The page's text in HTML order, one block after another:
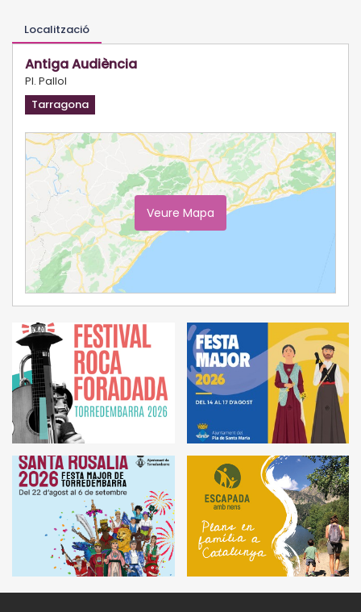
Localització
Antiga Audiència
Pl. Pallol
Tarragona
Veure Mapa